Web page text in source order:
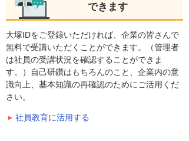
できます
大塚IDをご登録いただければ、企業の皆さんで
無料で受講いただくことができます。（管理者
は社員の受講状況を確認することができま
す。）自己研鑽はもちろんのこと、企業内の意
識向上、基本知識の再確認のためにご活用くだ
さい。
社員教育に活用する